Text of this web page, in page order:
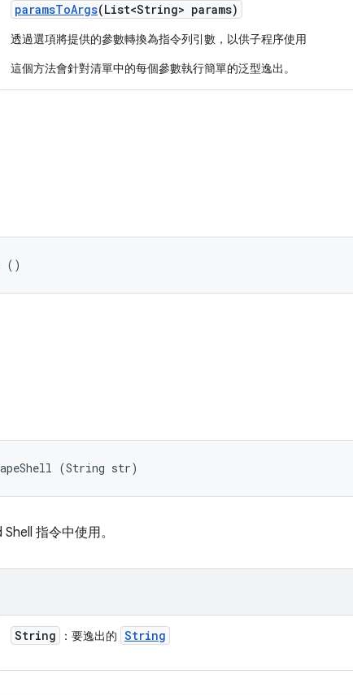
paramsToArgs(List<String> params)
透過選項將提供的參數轉換為指令列引數，以供子程序使用
這個方法會針對清單中的每個參數執行簡單的泛型逸出。
()
(String str)
指令中使用。
String ：要逸出的 String